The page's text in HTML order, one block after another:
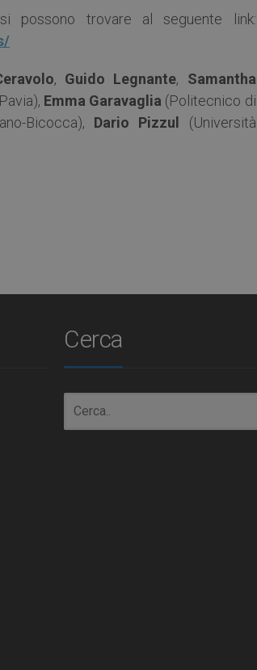
possono trovare al seguente link:
, Guido Legnante, Samantha
Emma Garavaglia (Politecnico di
Bicocca), Dario Pizzul (Università
Cerca